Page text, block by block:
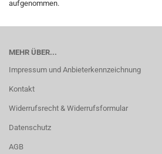
aufgenommen.
MEHR ÜBER...
Impressum und Anbieterkennzeichnung
Kontakt
Widerrufsrecht & Widerrufsformular
Datenschutz
AGB